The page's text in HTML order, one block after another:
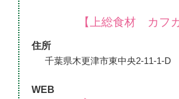
【上総食材 カフカ
住所
千葉県木更津市東中央2-11-1-D
WEB